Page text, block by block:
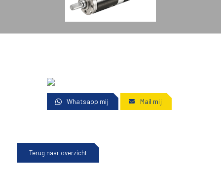
Whatsapp mij Mail mij
Terug naar overzicht